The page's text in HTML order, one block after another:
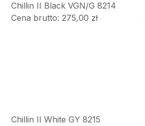
Chillin II Black VGN/G 8214
Cena brutto: 275,00 zł
Chillin II White GY 8215